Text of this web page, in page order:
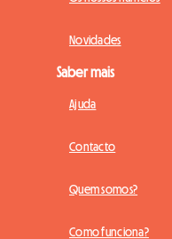
Novidades
Saber mais
Ajuda
Contacto
Quem somos?
Como funciona?